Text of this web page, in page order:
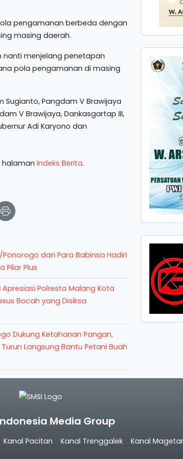
pengamanan berbeda dengan
masing daerah.
nanti menjelang penetapan
pola pengamanan di masing
Sugianto, Pangdam V Brawijaya
V Brawijaya, Dankasgartap III,
Adi Karyono dan
Indeks Berita.
dan Para Babinsa Hadiri
Pilar Plus
Apresiasi Polresta Malang Kota
Bocah yang Disiksa
Dukung Ketahanan Pangan,
Turun Langsung Bantu Petani Buah
Media Group
Kanal Pacitan Kanal Trenggalek Kanal